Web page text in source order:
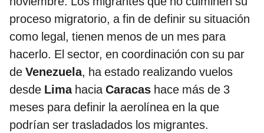
proceso migratorio, a fin de definir su situación
como legal, tienen menos de un mes para
hacerlo. El sector, en coordinación con su par
de Venezuela, ha estado realizando vuelos
desde LimahaciaCaracas hace más de 3
meses para definir la aerolínea en la que
podrían ser trasladados los migrantes.